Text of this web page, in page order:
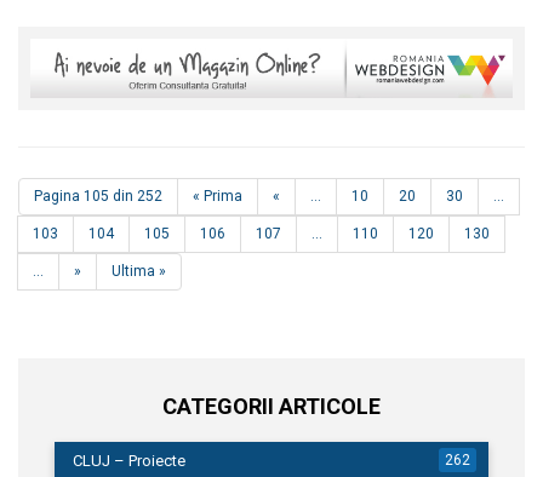
Pagina 105 din 252 « Prima « ... 10 20 30 ...
103 104 105 106 107 ... 110 120 130
... » Ultima »
CATEGORII ARTICOLE
CLUJ – Proiecte 262